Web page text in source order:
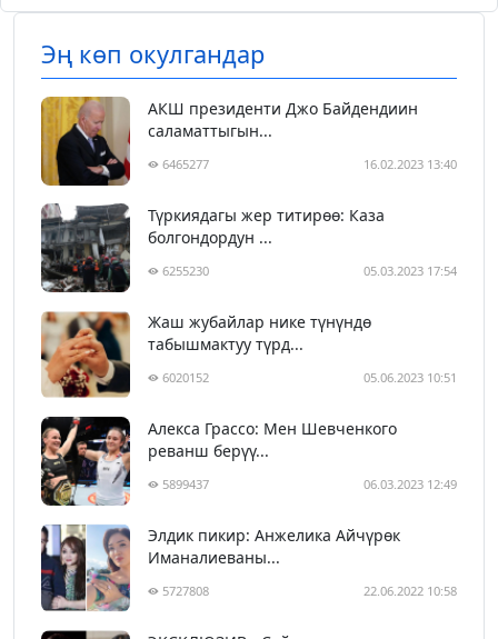
Эң көп окулгандар
АКШ президенти Джо Байдендиин
саламаттыгын...
6465277 16.02.2023 13:40
Түркиядагы жер титирөө: Каза
болгондордун ...
6255230 05.03.2023 17:54
Жаш жубайлар нике түнүндө
табышмактуу түрд...
6020152 05.06.2023 10:51
Алекса Грассо: Мен Шевченкого
реванш берүү...
5899437 06.03.2023 12:49
Элдик пикир: Анжелика Айчүрөк
Иманалиеваны...
5727808 22.06.2022 10:58